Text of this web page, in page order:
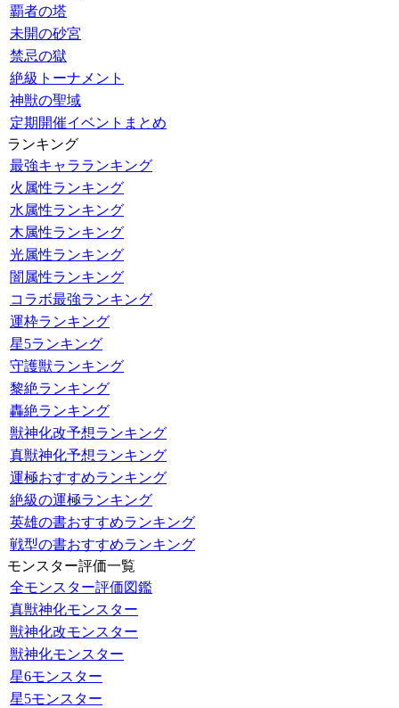
覇者の塔
未開の砂宮
禁忌の獄
絶級トーナメント
神獣の聖域
定期開催イベントまとめ
ランキング
最強キャラランキング
火属性ランキング
水属性ランキング
木属性ランキング
光属性ランキング
闇属性ランキング
コラボ最強ランキング
運枠ランキング
星5ランキング
守護獣ランキング
黎絶ランキング
轟絶ランキング
獣神化改予想ランキング
真獣神化予想ランキング
運極おすすめランキング
絶級の運極ランキング
英雄の書おすすめランキング
戦型の書おすすめランキング
モンスター評価一覧
全モンスター評価図鑑
真獣神化モンスター
獣神化改モンスター
獣神化モンスター
星6モンスター
星5モンスター